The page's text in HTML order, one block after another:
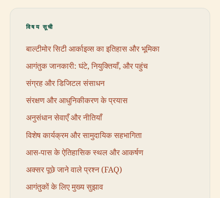
विषय सूची
बाल्टीमोर सिटी आर्काइव्स का इतिहास और भूमिका
आगंतुक जानकारी: घंटे, नियुक्तियाँ, और पहुंच
संग्रह और डिजिटल संसाधन
संरक्षण और आधुनिकीकरण के प्रयास
अनुसंधान सेवाएँ और नीतियाँ
विशेष कार्यक्रम और सामुदायिक सहभागिता
आस-पास के ऐतिहासिक स्थल और आकर्षण
अक्सर पूछे जाने वाले प्रश्न (FAQ)
आगंतुकों के लिए मुख्य सुझाव